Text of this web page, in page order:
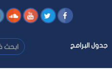
جدول البرامج
ابحث
فى
فى